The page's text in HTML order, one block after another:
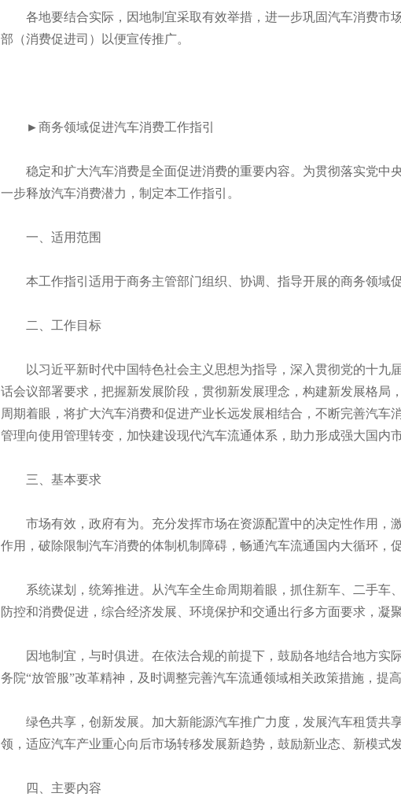
各地要结合实际，因地制宜采取有效举措，进一步巩固汽车消费市
部（消费促进司）以便宣传推广。
►商务领域促进汽车消费工作指引
稳定和扩大汽车消费是全面促进消费的重要内容。为贯彻落实党中
一步释放汽车消费潜力，制定本工作指引。
一、适用范围
本工作指引适用于商务主管部门组织、协调、指导开展的商务领域促
二、工作目标
以习近平新时代中国特色社会主义思想为指导，深入贯彻党的十九
话会议部署要求，把握新发展阶段，贯彻新发展理念，构建新发展格
周期着眼，将扩大汽车消费和促进产业长远发展相结合，不断完善汽
管理向使用管理转变，加快建设现代汽车流通体系，助力形成强大国内
三、基本要求
市场有效，政府有为。充分发挥市场在资源配置中的决定性作用，
作用，破除限制汽车消费的体制机制障碍，畅通汽车流通国内大循环，
系统谋划，统筹推进。从汽车全生命周期着眼，抓住新车、二手车
防控和消费促进，综合经济发展、环境保护和交通出行多方面要求，凝
因地制宜，与时俱进。在依法合规的前提下，鼓励各地结合地方实
务院“放管服”改革精神，及时调整完善汽车流通领域相关政策措施，提
绿色共享，创新发展。加大新能源汽车推广力度，发展汽车租赁共
领，适应汽车产业重心向后市场转移发展新趋势，鼓励新业态、新模式
四、主要内容